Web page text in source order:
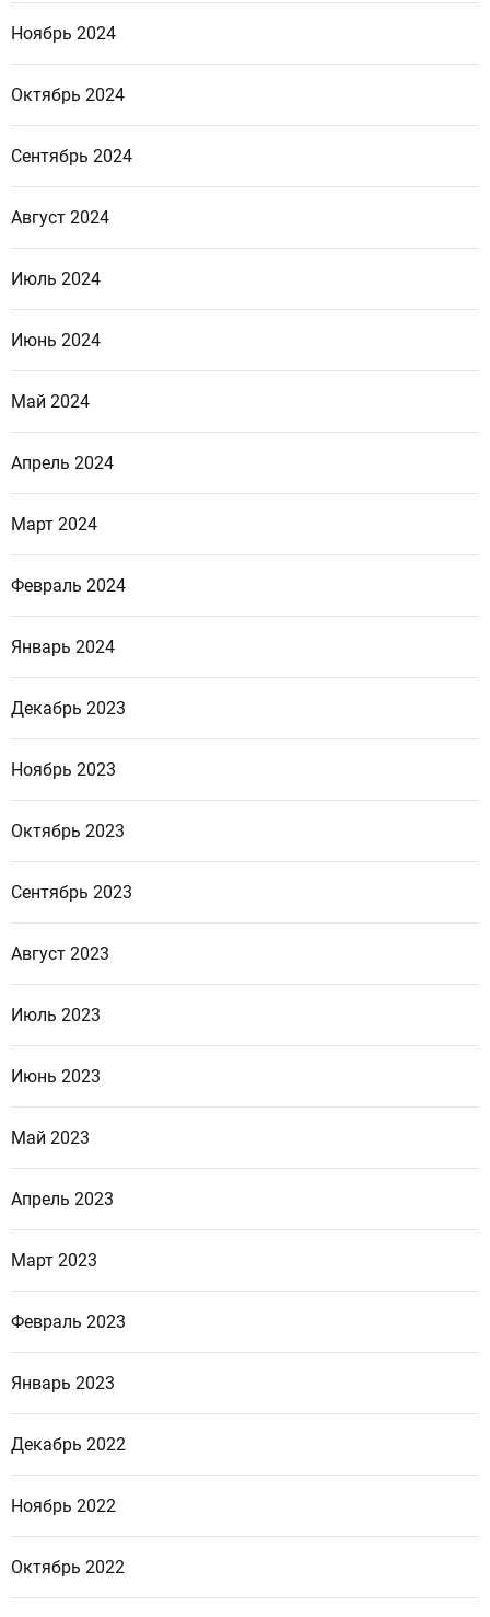
Ноябрь 2024
Октябрь 2024
Сентябрь 2024
Август 2024
Июль 2024
Июнь 2024
Май 2024
Апрель 2024
Март 2024
Февраль 2024
Январь 2024
Декабрь 2023
Ноябрь 2023
Октябрь 2023
Сентябрь 2023
Август 2023
Июль 2023
Июнь 2023
Май 2023
Апрель 2023
Март 2023
Февраль 2023
Январь 2023
Декабрь 2022
Ноябрь 2022
Октябрь 2022